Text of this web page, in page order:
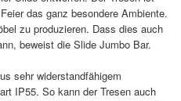
das ganz besondere Ambiente.
zu produzieren. Dass dies auch
beweist die Slide Jumbo Bar.
sehr widerstandfähigem
IP55. So kann der Tresen auch